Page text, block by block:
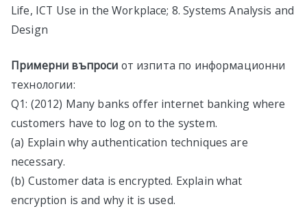
Life, ICT Use in the Workplace; 8. Systems Analysis and
Design
Примерни въпроси от изпита по информационни
технологии:
Q1: (2012) Many banks offer internet banking where
customers have to log on to the system.
(a) Explain why authentication techniques are
necessary.
(b) Customer data is encrypted. Explain what
encryption is and why it is used.